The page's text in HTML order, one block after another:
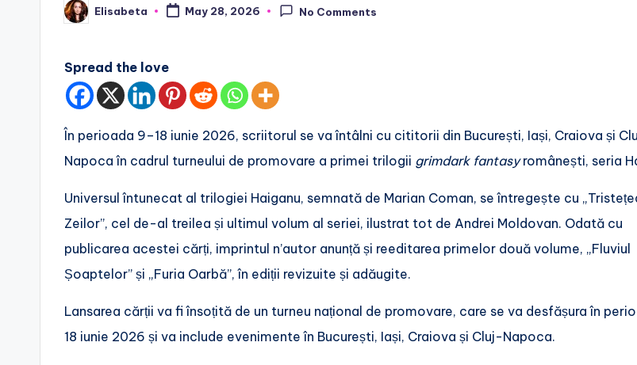
Posted
by
Elisabeta May 28, 2026 No Comments
Spread the love
În perioada 9–18 iunie 2026, scriitorul se va întâlni cu cititorii din București, Iași, Craiova și
Napoca în cadrul turneului de promovare a primei trilogii grimdark fantasyromânești, seria
Universul întunecat al trilogiei Haiganu, semnată de Marian Coman, se întregește cu
Zeilor”, cel de-al treilea și ultimul volum al seriei, ilustrat tot de Andrei Moldovan. Odată cu
publicarea acestei cărți, imprintul n’autor anunță și reeditarea primelor două volume, „Fluviul
Șoaptelor” și „Furia Oarbă”, în ediții revizuite și adăugite.
Lansarea cărții va fi însoțită de un turneu național de promovare, care se va desfășura în
18 iunie 2026 și va include evenimente în București, Iași, Craiova și Cluj-Napoca.